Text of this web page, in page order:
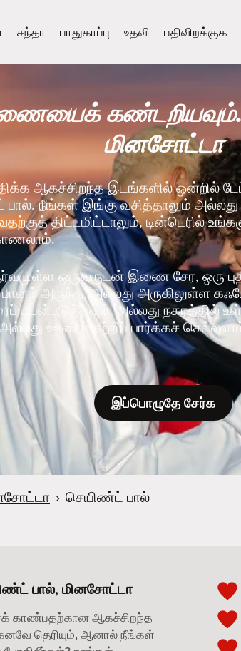
சந்தா பாதுகாப்பு உதவி பதிவிறக்குக
மினசோட்டா
ஆகச்சிறந்த இடங்களில் ஒன்றில்
பால். நீங்கள் இங்கு வசித்தாலும் அல்லது
திட்டமிட்டாலும், டின்டெரில்
ஒருவருடன் இணை சேர, ஒரு
பானம் அருந்த, அல்லது அருகிலுள்ள
பயன்படுத்தவும். அல்லது
ஊரைச் சுற்றிப் பார்க்கச்
இப்பொழுதே சேர்க
› செயிண்ட் பால்
பால், மினசோட்டா
காண்பதற்கான ஆகச்சிறந்த
தெரியும், ஆனால் நீங்கள்